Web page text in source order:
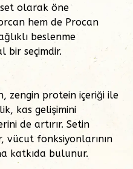
olarak öne
hem de Procan
beslenme
bir seçimdir.
zengin protein içeriği ile
kas gelişimini
de artırır. Setin
vücut fonksiyonlarının
katkıda bulunur.